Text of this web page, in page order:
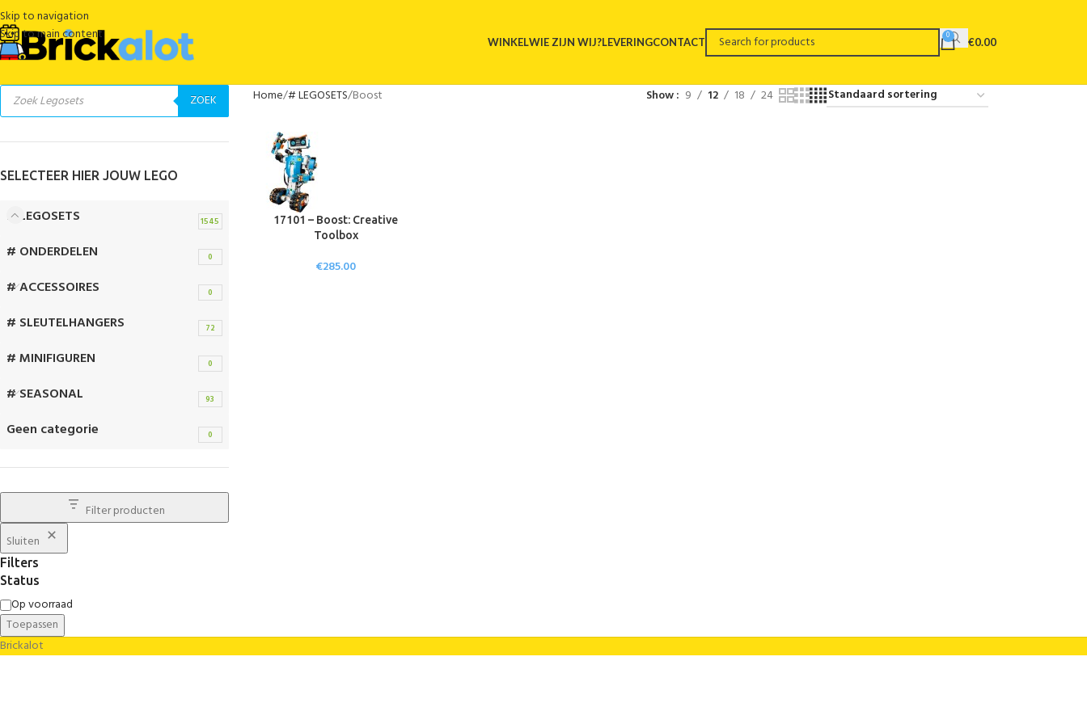
Skip to navigation
Skip to main content
WINKELWIE ZIJN WIJ?LEVERINGCONTACT 0 €0.00
ZOEK
SELECTEER HIER JOUW LEGO
# LEGOSETS 1545
# ONDERDELEN 0
# ACCESSOIRES 0
# SLEUTELHANGERS 72
# MINIFIGUREN 0
# SEASONAL 93
Geen categorie 0
Filter producten
Sluiten
Filters
Status
Op voorraad
Toepassen
Home # LEGOSETS Boost Show 9 12 18 24
17101 – Boost: Creative
Toolbox
€285.00
Brickalot